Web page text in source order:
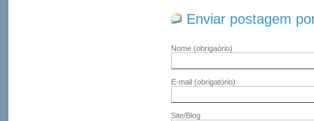
Enviar postagem
Nome (obrigaório)
E-mail (obrigatório)
Site/Blog